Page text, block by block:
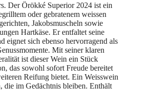
Der Örökké Superior 2024 ist ein
oder gebratenem weissen
Jakobsmuscheln sowie
Hartkäse. Er entfaltet seine
eignet sich ebenso hervorragend als
Mit seiner klaren
ist dieser Wein ein Stück
das sowohl sofort Freude bereitet
Reifung bietet. Ein Weisswein
die im Gedächtnis bleiben. Enthält